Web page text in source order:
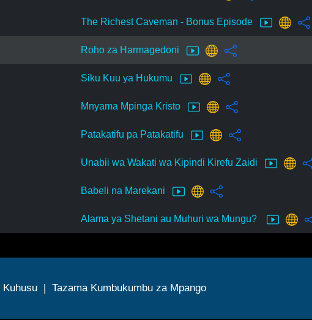
The Richest Caveman - Bonus Episode
Roho za Harmagedoni
Siku Kuu ya Hukumu
Mnyama Mpinga Kristo
Patakatifu pa Patakatifu
Unabii wa Wakati wa Kipindi Kirefu Zaidi
Babeli na Marekani
Alama ya Shetani au Muhuri wa Mungu?
Kuhusu | Tazama Kumbukumbu za Mpango